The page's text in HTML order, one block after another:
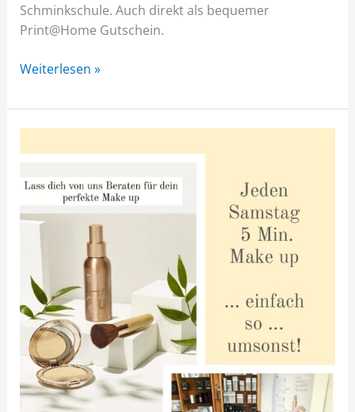
Schminkschule. Auch direkt als bequemer
Print@Home Gutschein.
Weiterlesen »
IHRE
PERSÖNLICHE
BEAUTY-
EINLADUNG